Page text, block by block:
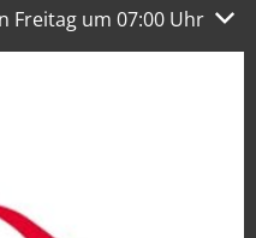
oder Schließzeiten
Freitag um 07:00 Uhr